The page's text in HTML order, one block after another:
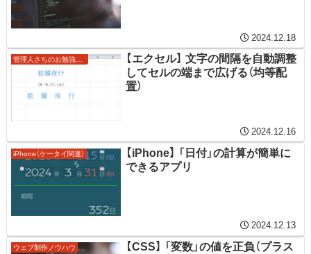
2024.12.18
管理人さちのお勉強ノート
【エクセル】 文字の間隔を自動調整
してセルの端まで広げる（均等配
置）
2024.12.16
iPhone（ケータイ関連）
【iPhone】 「日付」の計算が簡単に
できるアプリ
2024.12.13
ウェブ制作ノウハウ
【CSS】 「変数」の値を正負（プラス